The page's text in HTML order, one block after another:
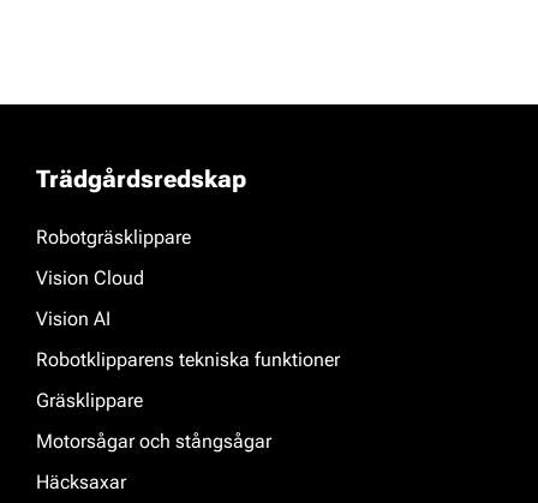
Trädgårdsredskap
Robotgräsklippare
Vision Cloud
Vision AI
Robotklipparens tekniska funktioner
Gräsklippare
Motorsågar och stångsågar
Häcksaxar